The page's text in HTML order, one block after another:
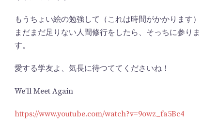
もうちょい絵の勉強して（これは時間がかかります）
まだまだ足りない人間修行をしたら、そっちに参りま
す。
愛する学友よ、気長に待つててくださいね！
We’ll Meet Again
https://www.youtube.com/watch?v=9owz_fa5Bc4